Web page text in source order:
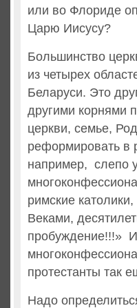
или во Флориде
Царю Иисусу?
Большинство
из четырех
Беларуси. Это
другими корнями
церкви, семье,
реформировать в
например, слепо
римские
Веками,
пробуждение!!!»
протестанты так
Надо